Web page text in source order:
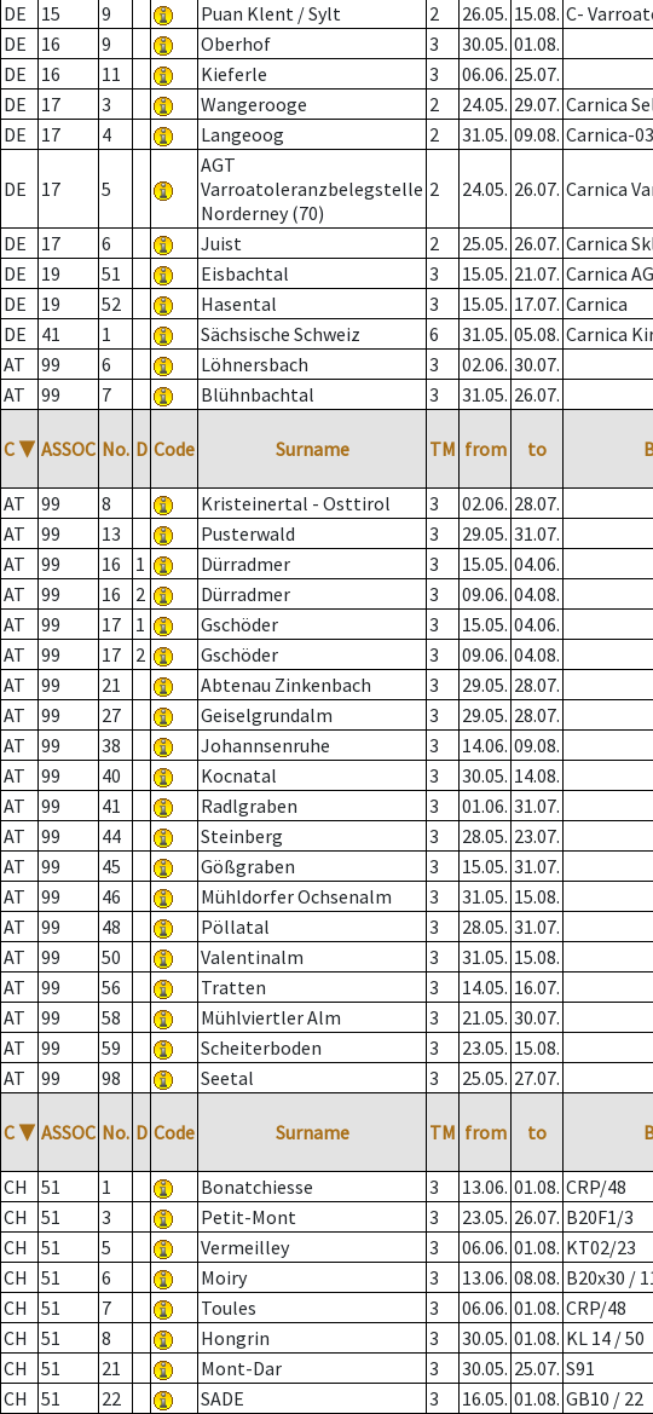
DE
15 9 Puan Klent / Sylt 2 26.05. 15.08. C-
DE
16 9 Oberhof 3 30.05. 01.08.
DE
16 11 Kieferle 3 06.06. 25.07.
DE
17 3 Wangerooge 2 24.05. 29.07. Carnica
DE
17 4 Langeoog 2 31.05. 09.08. Carnica-
DE 17 5
AGT
Varroatoleranzbelegstelle
Norderney (70)
2 24.05. 26.07. Carnica
DE 17 6 Juist 2 25.05. 26.07. Carnica
DE
19 51 Eisbachtal 3 15.05. 21.07. Carnica
DE
19 52 Hasental 3 15.05. 17.07. Carnica
DE
41 1 Sächsische Schweiz 6 31.05. 05.08. Carnica
AT
99 6 Löhnersbach 3 02.06. 30.07.
AT
99 7 Blühnbachtal 3 31.05. 26.07.
C ▼ ASSOC No. D Code Surname TM from to
AT
99 8 Kristeinertal - Osttirol 3 02.06. 28.07.
AT
99 13 Pusterwald 3 29.05. 31.07.
AT
99 16 1 Dürradmer 3 15.05. 04.06.
AT
99 16 2 Dürradmer 3 09.06. 04.08.
AT
99 17 1 Gschöder 3 15.05. 04.06.
AT
99 17 2 Gschöder 3 09.06. 04.08.
AT
99 21 Abtenau Zinkenbach 3 29.05. 28.07.
AT
99 27 Geiselgrundalm 3 29.05. 28.07.
AT
99 38 Johannsenruhe 3 14.06. 09.08.
AT
99 40 Kocnatal 3 30.05. 14.08.
AT
99 41 Radlgraben 3 01.06. 31.07.
AT
99 44 Steinberg 3 28.05. 23.07.
AT
99 45 Gößgraben 3 15.05. 31.07.
AT
99 46 Mühldorfer Ochsenalm 3 31.05. 15.08.
AT
99 48 Pöllatal 3 28.05. 31.07.
AT
99 50 Valentinalm 3 31.05. 15.08.
AT
99 56 Tratten 3 14.05. 16.07.
AT
99 58 Mühlviertler Alm 3 21.05. 30.07.
AT
99 59 Scheiterboden 3 23.05. 15.08.
AT
99 98 Seetal 3 25.05. 27.07.
C ▼ ASSOC No. D Code Surname TM from to
CH
51 1 Bonatchiesse 3 13.06. 01.08. CRP/48
CH
51 3 Petit-Mont 3 23.05. 26.07. B20F1/3
CH
51 5 Vermeilley 3 06.06. 01.08. KT02/23
CH
51 6 Moiry 3 13.06. 08.08. B20x30 /
CH
51 7 Toules 3 06.06. 01.08. CRP/48
CH
51 8 Hongrin 3 30.05. 01.08. KL 14 / 50
CH
51 21 Mont-Dar 3 30.05. 25.07. S91
CH
51 22 SADE 3 16.05. 01.08. GB10 / 22